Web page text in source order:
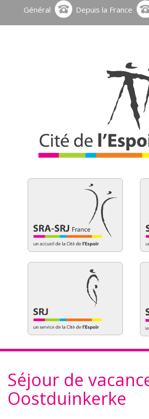
Général Depuis la France
Séjour de
Oostduinkerke